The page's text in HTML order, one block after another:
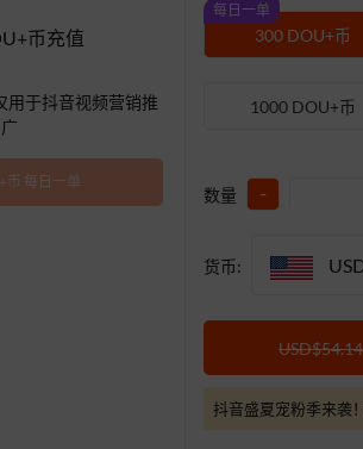
币充值
用于抖音视频营销推
广
币 每日一单
300 DOU+币
每日一单
1000 DOU+币
数量 -
货币:
USD$54.14
抖音盛夏宠粉季来袭